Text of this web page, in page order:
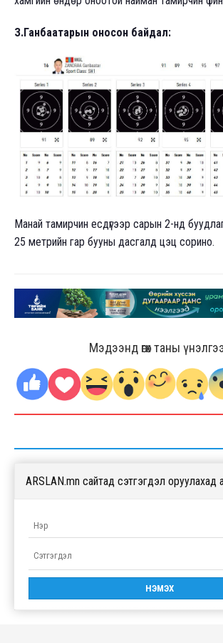
З.Ганбаатарын оносон байдал:
Манай тамирчин есдүгээр сарын 2-нд
25 метрийн гар бууны дасгалд цэц сорино.
Мэдээнд өгөх таны
ARSLAN.mn сайтад сэтгэгдэл оруулахад